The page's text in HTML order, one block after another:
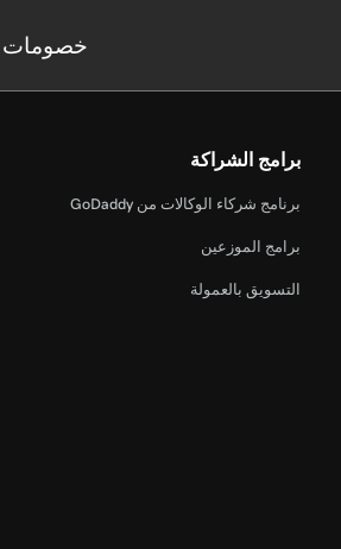
خصومات
برامج الشراكة
برنامج شركاء الوكالات من GoDaddy
برامج الموزعين
التسويق بالعمولة